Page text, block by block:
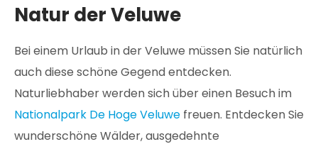
Natur der Veluwe
Bei einem Urlaub in der Veluwe müssen Sie natürlich
auch diese schöne Gegend entdecken.
Naturliebhaber werden sich über einen Besuch im
Nationalpark De Hoge Veluwe freuen. Entdecken Sie
wunderschöne Wälder, ausgedehnte